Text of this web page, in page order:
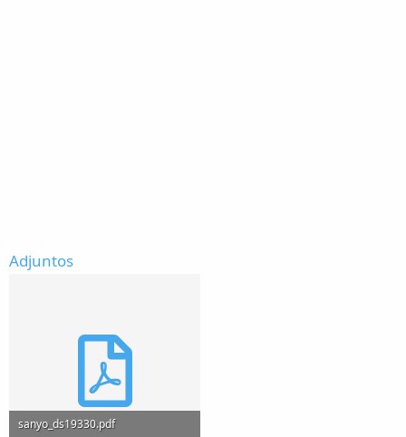
Adjuntos
sanyo_ds19330.pdf